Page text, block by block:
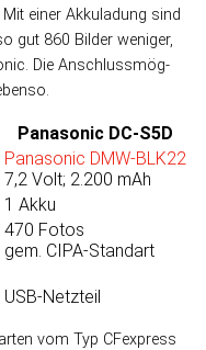
einer Akku­la­dung sind
gut 860 Bilder weni­ger,
Die An­schluss­mög­
Panasonic DC-S5D
Panasonic DMW-BLK22
7,2 Volt; 2.200 mAh
1 Akku
470 Fotos
gem. CIPA-Standart
USB-Netzteil
vom Typ CFexpress